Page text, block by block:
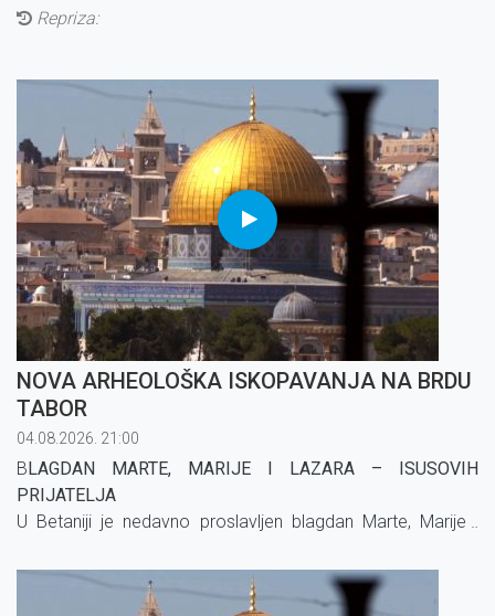
Repriza:
NOVA ARHEOLOŠKA ISKOPAVANJA NA BRDU
TABOR
04.08.2026. 21:00
BLAGDAN MARTE, MARIJE I LAZARA – ISUSOVIH
PRIJATELJA
U Betaniji je nedavno proslavljen blagdan Marte, Marije i
izgrađena crkva, ugostila je braću franjevce, časne sestre i